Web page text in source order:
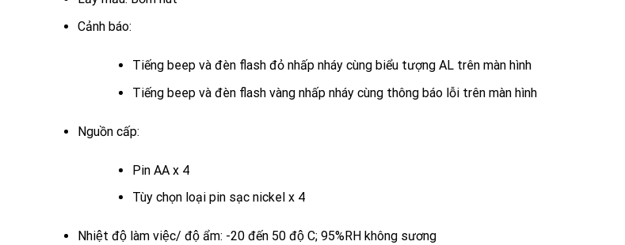
Cảnh báo:
Tiếng beep và đèn flash đỏ nhấp nháy cùng biểu tượng AL trên màn hình
Tiếng beep và đèn flash vàng nhấp nháy cùng thông báo lỗi trên màn hình
Nguồn cấp:
Pin AA x 4
Tùy chọn loại pin sạc nickel x 4
Nhiệt độ làm việc/ độ ẩm: -20 đến 50 độ C; 95%RH không sương